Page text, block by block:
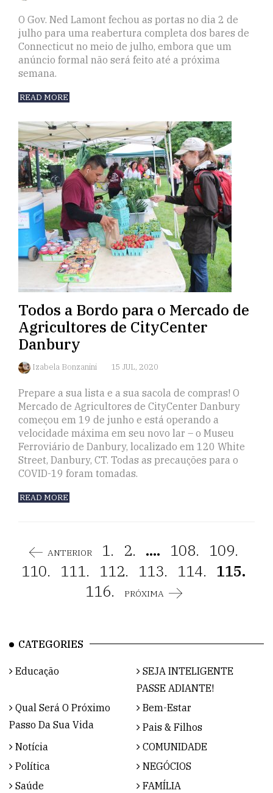
O Gov. Ned Lamont fechou as portas no dia 2 de
julho para uma reabertura completa dos bares de
Connecticut no meio de julho, embora que um
anúncio formal não será feito até a próxima
semana.
READ MORE
Todos a Bordo para o Mercado de
Agricultores de CityCenter
Danbury
Izabela Bonzanini 15 JUL, 2020
Prepare a sua lista e a sua sacola de compras! O
Mercado de Agricultores de CityCenter Danbury
começou em 19 de junho e está operando a
velocidade máxima em seu novo lar – o Museu
Ferroviário de Danbury, localizado em 120 White
Street, Danbury, CT. Todas as precauções para o
COVID-19 foram tomadas.
READ MORE
ANTERIOR 1. 2. .... 108.
109.
110.
111. 112. 113. 114. 115.
116.
PRÓXIMA
CATEGORIES
Educação
SEJA INTELIGENTE
PASSE ADIANTE!
Qual Será O Próximo
Passo Da Sua Vida
Bem-Estar
Pais & Filhos
Notícia
COMUNIDADE
Política
NEGÓCIOS
Saúde
FAMÍLIA